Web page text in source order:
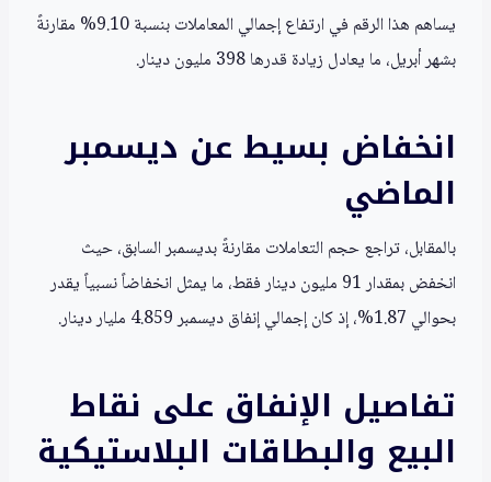
يساهم هذا الرقم في ارتفاع إجمالي المعاملات بنسبة 9.10% مقارنةً
بشهر أبريل، ما يعادل زيادة قدرها 398 مليون دينار.
انخفاض بسيط عن ديسمبر
الماضي
بالمقابل، تراجع حجم التعاملات مقارنةً بديسمبر السابق، حيث
انخفض بمقدار 91 مليون دينار فقط، ما يمثل انخفاضاً نسبياً يقدر
بحوالي 1.87%، إذ كان إجمالي إنفاق ديسمبر 4.859 مليار دينار.
تفاصيل الإنفاق على نقاط
البيع والبطاقات البلاستيكية